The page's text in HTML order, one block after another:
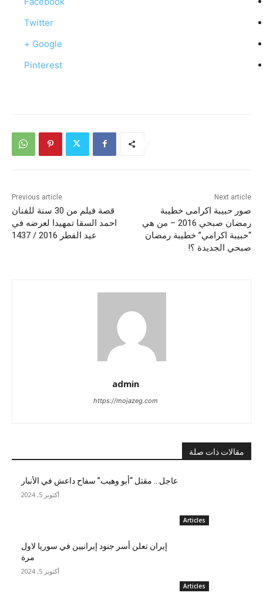
Twitter
Google +
Pinterest
Previous article
قصة فيلم من 30 سنة للفنان
احمد السقا تمهيدا لعرضه في
عيد الفطر 2016 / 1437
Next article
صور حبيبة اكرامى خطيبة
رمضان صبحي 2016 – من هي
“حبيبة اكرامي” خطيبة رمضان
صبحي الجديدة ؟!
admin
https://mojazeg.com
مقالات ذات صلة
Articles
عاجل .. مقتل “أبو وهيب” سفاح داعش في الأنبار
أكتوبر 5, 2024
Articles
إيران تعلن أسر جنود إيرانيين في سوريا لاول
مرة
أكتوبر 5, 2024